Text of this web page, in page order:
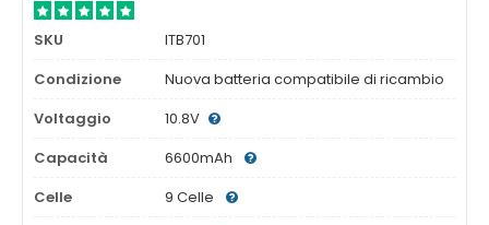
SKU
ITB701
Condizione
Nuova batteria compatibile di ricambio
Voltaggio
10.8V
Capacità
6600mAh
Celle
9 Celle